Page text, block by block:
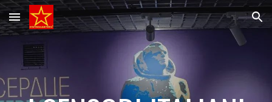
Skip to main content Skip to navigation